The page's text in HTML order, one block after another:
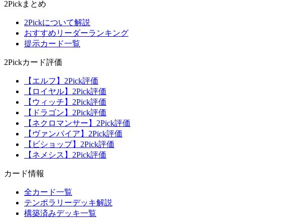
2Pickまとめ
2Pickについて解説
おすすめリーダーランキング
提示カード一覧
2Pickカード評価
【エルフ】2Pick評価
【ロイヤル】2Pick評価
【ウィッチ】2Pick評価
【ドラゴン】2Pick評価
【ネクロマンサー】2Pick評価
【ヴァンパイア】2Pick評価
【ビショップ】2Pick評価
【ネメシス】2Pick評価
カード情報
全カード一覧
テンポラリーデッキ解説
構築済みデッキ一覧